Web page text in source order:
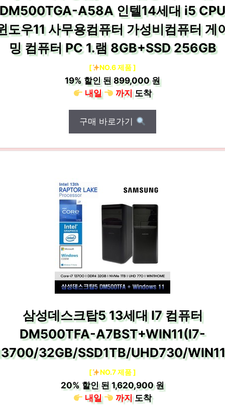
DM500TGA-A58A 인텔14세대 i5 CPU
도우11 사무용컴퓨터 가성비컴퓨터 게
밍 컴퓨터 PC 1.램 8GB+SSD 256GB
[ NO.6 제품 ]
19%할인 된899,000 원
내일
까지도착
구매 바로가기
삼성데스크탑5 13세대 I7 컴퓨터
DM500TFA-A7BST+WIN11(I7-
32GB/SSD1TB/UHD730/
[ NO.7 제품 ]
20%할인 된1,620,900 원
내일
까지도착